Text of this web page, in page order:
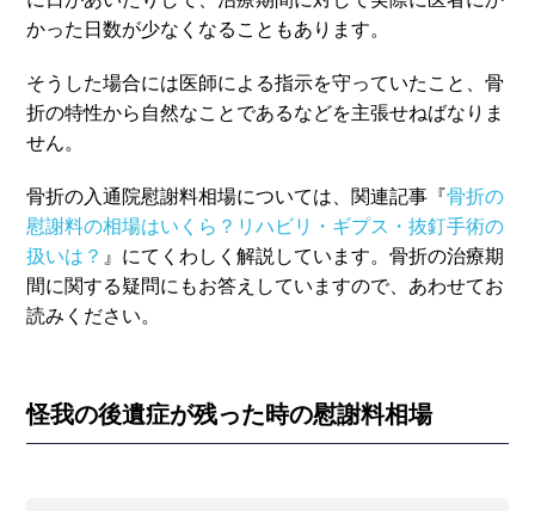
かった日数が少なくなることもあります。
そうした場合には医師による指示を守っていたこと、骨
折の特性から自然なことであるなどを主張せねばなりま
せん。
骨折の入通院慰謝料相場については、関連記事『骨折の
慰謝料の相場はいくら？リハビリ・ギプス・抜釘手術の
扱いは？ 』にてくわしく解説しています。骨折の治療期
間に関する疑問にもお答えしていますので、あわせてお
読みください。
怪我の後遺症が残った時の慰謝料相場